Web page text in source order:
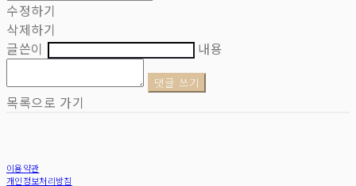
수정하기
삭제하기
글쓴이
내용
댓글 쓰기
목록으로 가기
이용약관
개인정보처리방침